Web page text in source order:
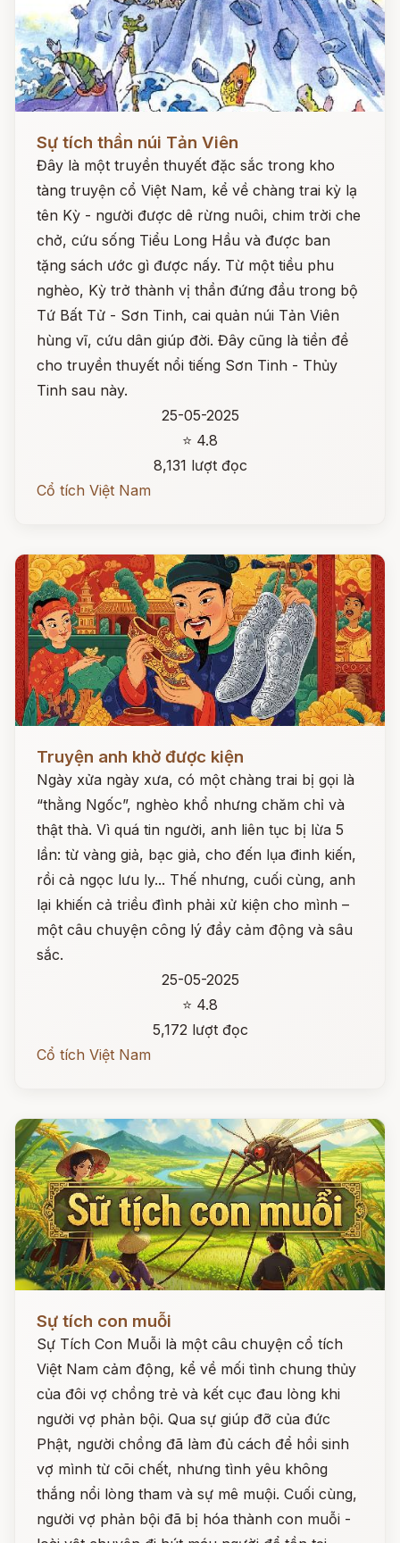
Sự tích thần núi Tản Viên
Đây là một truyền thuyết đặc sắc trong kho
tàng truyện cổ Việt Nam, kể về chàng trai kỳ lạ
tên Kỳ - người được dê rừng nuôi, chim trời che
chở, cứu sống Tiểu Long Hầu và được ban
tặng sách ước gì được nấy. Từ một tiều phu
nghèo, Kỳ trở thành vị thần đứng đầu trong bộ
Tứ Bất Tử - Sơn Tinh, cai quản núi Tản Viên
hùng vĩ, cứu dân giúp đời. Đây cũng là tiền đề
cho truyền thuyết nổi tiếng Sơn Tinh - Thủy
Tinh sau này.
25-05-2025
⭐ 4.8
8,131 lượt đọc
Cổ tích Việt Nam
Truyện anh khờ được kiện
Ngày xửa ngày xưa, có một chàng trai bị gọi là
“thằng Ngốc”, nghèo khổ nhưng chăm chỉ và
thật thà. Vì quá tin người, anh liên tục bị lừa 5
lần: từ vàng giả, bạc giả, cho đến lụa đinh kiến,
rồi cả ngọc lưu ly... Thế nhưng, cuối cùng, anh
lại khiến cả triều đình phải xử kiện cho mình –
một câu chuyện công lý đầy cảm động và sâu
sắc.
25-05-2025
⭐ 4.8
5,172 lượt đọc
Cổ tích Việt Nam
Sự tích con muỗi
Sự Tích Con Muỗi là một câu chuyện cổ tích
Việt Nam cảm động, kể về mối tình chung thủy
của đôi vợ chồng trẻ và kết cục đau lòng khi
người vợ phản bội. Qua sự giúp đỡ của đức
Phật, người chồng đã làm đủ cách để hồi sinh
vợ mình từ cõi chết, nhưng tình yêu không
thắng nổi lòng tham và sự mê muội. Cuối cùng,
người vợ phản bội đã bị hóa thành con muỗi -